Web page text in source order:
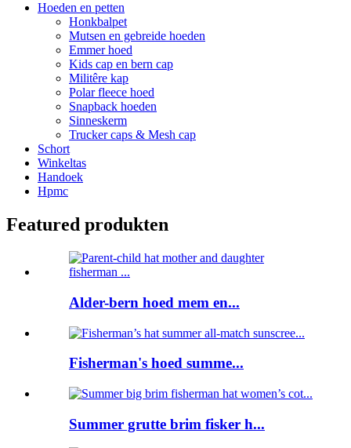
Hoeden en petten
Honkbalpet
Mutsen en gebreide hoeden
Emmer hoed
Kids cap en bern cap
Militêre kap
Polar fleece hoed
Snapback hoeden
Sinneskerm
Trucker caps & Mesh cap
Schort
Winkeltas
Handoek
Hpmc
Featured produkten
Alder-bern hoed mem en...
Fisherman's hoed summe...
Summer grutte brim fisker h...